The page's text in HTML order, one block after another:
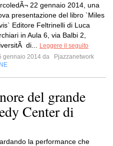
22 gennaio 2014, una
presentazione del libro `Miles
Editore Feltrinelli di Luca
in Aula 6, via Balbi 2,
di...
Leggere il seguito
gennaio 2014 da
Pjazzanetwork
del grande
Center di
la performance che